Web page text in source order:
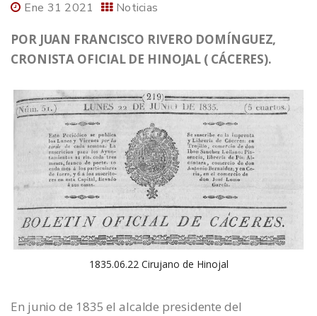
Ene 31 2021 Noticias
POR JUAN FRANCISCO RIVERO DOMÍNGUEZ,
CRONISTA OFICIAL DE HINOJAL ( CÁCERES).
1835.06.22 Cirujano de Hinojal
En junio de 1835 el alcalde presidente del